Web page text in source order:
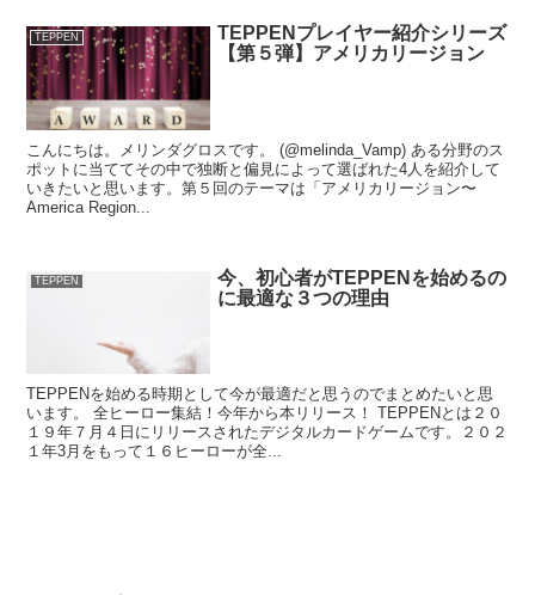
TEPPEN
TEPPENプレイヤー紹介シリーズ
【第５弾】アメリカリージョン
こんにちは。メリンダグロスです。 (@melinda_Vamp) ある分野のス
ポットに当ててその中で独断と偏見によって選ばれた4人を紹介して
いきたいと思います。第５回のテーマは「アメリカリージョン〜
America Region...
TEPPEN
今、初心者がTEPPENを始めるの
に最適な３つの理由
TEPPENを始める時期として今が最適だと思うのでまとめたいと思
います。 全ヒーロー集結！今年から本リリース！ TEPPENとは２０
１９年７月４日にリリースされたデジタルカードゲームです。２０２
１年3月をもって１６ヒーローが全...